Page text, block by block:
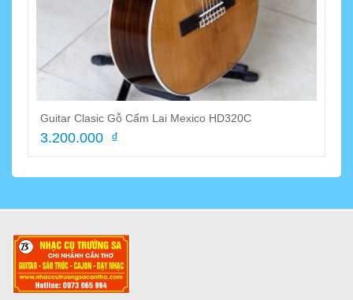
Guitar Clasic Gỗ Cẩm Lai Mexico HD320C
3.200.000 ₫